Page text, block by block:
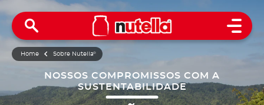
Open
Home Sobre Nutella®
NOSSOS COMPROMISSOS COM A
SUSTENTABILIDADE